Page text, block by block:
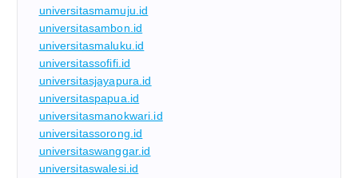
universitasmamuju.id
universitasambon.id
universitasmaluku.id
universitassofifi.id
universitasjayapura.id
universitaspapua.id
universitasmanokwari.id
universitassorong.id
universitaswanggar.id
universitaswalesi.id